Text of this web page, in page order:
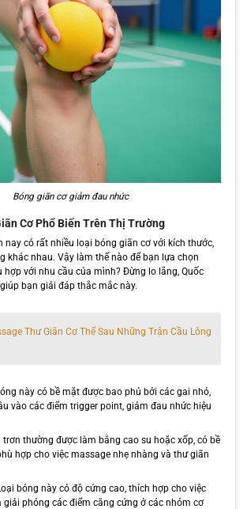
Bóng giãn cơ giảm đau nhức
Cơ Phổ Biến Trên Thị Trường
nay có rất nhiều loại bóng giãn cơ với kích thước,
khác nhau. Vậy làm thế nào để bạn lựa chọn
hợp với nhu cầu của mình? Đừng lo lắng, Quốc
bạn giải đáp thắc mắc này.
Thư Giãn Cơ Thể Sau Những Trận Cầu Lông
này có bề mặt được bao phủ bởi các gai nhỏ,
vào các điểm trigger point, giảm đau nhức hiệu
thường được làm bằng cao su hoặc xốp, có bề
hợp cho việc massage nhẹ nhàng và thư giãn
bóng này có độ cứng cao, thích hợp cho việc
giải phóng các điểm căng cứng ở các nhóm cơ